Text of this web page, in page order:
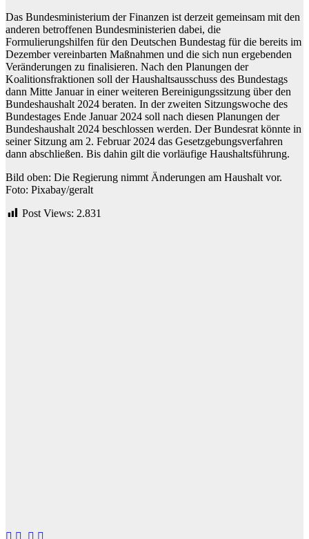
Das Bundesministerium der Finanzen ist derzeit gemeinsam mit den
anderen betroffenen Bundesministerien dabei, die
Formulierungshilfen für den Deutschen Bundestag für die bereits im
Dezember vereinbarten Maßnahmen und die sich nun ergebenden
Veränderungen zu finalisieren. Nach den Planungen der
Koalitionsfraktionen soll der Haushaltsausschuss des Bundestags
dann Mitte Januar in einer weiteren Bereinigungssitzung über den
Bundeshaushalt 2024 beraten. In der zweiten Sitzungswoche des
Bundestages Ende Januar 2024 soll nach diesen Planungen der
Bundeshaushalt 2024 beschlossen werden. Der Bundesrat könnte in
seiner Sitzung am 2. Februar 2024 das Gesetzgebungsverfahren
dann abschließen. Bis dahin gilt die vorläufige Haushaltsführung.
Bild oben: Die Regierung nimmt Änderungen am Haushalt vor.
Foto: Pixabay/geralt
Post Views: 2.831